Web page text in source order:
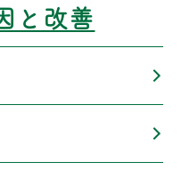
と改善